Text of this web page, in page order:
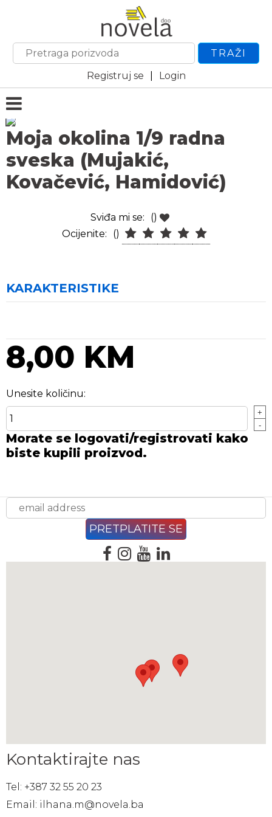
TRAŽI
Registruj se
Login
Moja okolina 1/9 radna
sveska (Mujakić,
Kovačević, Hamidović)
Sviđa mi se:
()
Ocijenite:
()
KARAKTERISTIKE
8,00 KM
Unesite količinu:
+
-
Morate se logovati/registrovati kako
biste kupili proizvod.
Kontaktirajte nas
Tel: +387 32 55 20 23
Email: ilhana.m@novela.ba